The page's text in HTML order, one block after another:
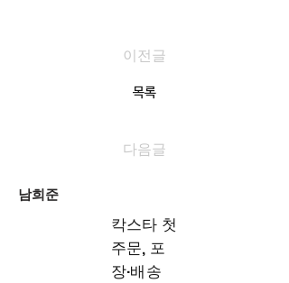
이전글
목록
다음글
남희준
칵스타 첫
주문, 포
장·배송